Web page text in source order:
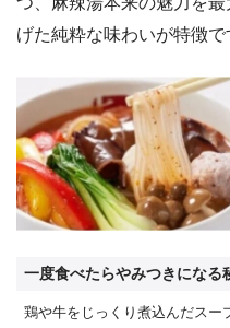
げた純粋な味わいが特徴で
一度食べたらやみつきになる
鶏や牛をじっくり煮込んだスー